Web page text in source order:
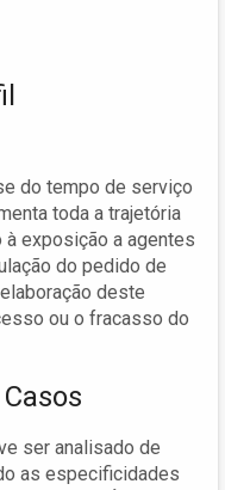
do tempo de serviço
toda a trajetória
exposição a agentes
do pedido de
deste
ou o fracasso do
ser analisado de
as especificidades